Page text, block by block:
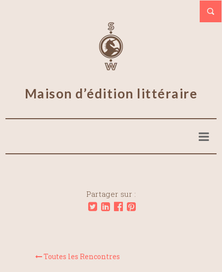
Maison d’édition littéraire
Partager sur :
Toutes les Rencontres